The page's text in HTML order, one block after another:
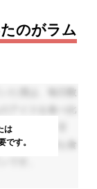
のがラム
は
です。
た僕は、毎日数
アイスを食べ比
、味わい、甘
は他の種類も食
です。